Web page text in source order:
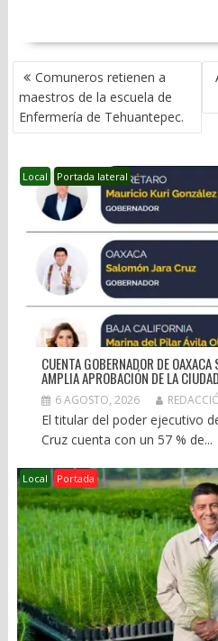
NAVEGACIÓN
DE
ENTRADAS
Comuneros retienen a
maestros de la escuela de
Enfermería de Tehuantepec.
Local Portada lateral
CUENTA GOBERNADOR DE
AMPLIA APROBACIÓN DE LA
6 AGOSTO, 2026
El titular del poder ejecutivo
Cruz cuenta con un 57 % de...
Local Portada